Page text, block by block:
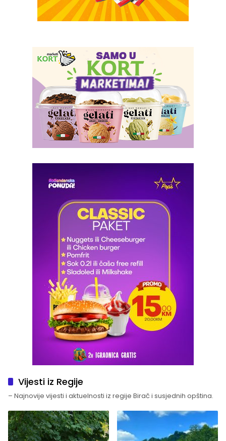
Vijesti iz Regije
– Najnovije vijesti i aktuelnosti iz regije Birač i susjednih opština.